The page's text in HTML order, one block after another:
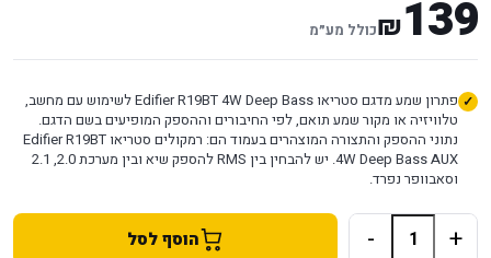
139
₪כולל מע״מ
פתרון שמע מדגם סטריאו Edifier R19BT 4W Deep Bass לשימוש עם מחשב,
טלוויזיה או מקור שמע תואם, לפי החיבורים וההספק המופיעים בשם הדגם.
נתוני ההספק והתצורה המוצהרים בעמוד הם: רמקולים סטריאו Edifier R19BT
4W Deep Bass AUX. יש להבחין בין RMS להספק שיא ובין מערכת 2.0, ‏2.1
וסאבוופר נפרד.
+
- הוסף לסל